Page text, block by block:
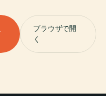
ブラウザで開
く